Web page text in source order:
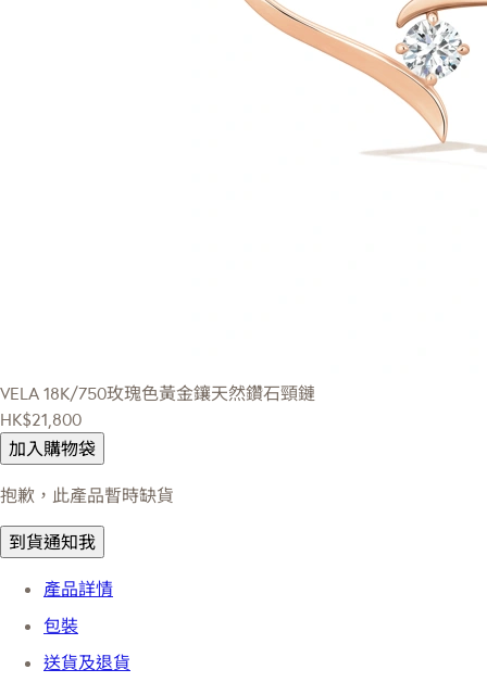
VELA 18K/750玫瑰色黃金鑲天然鑽石頸鏈
HK$21,800
加入購物袋
抱歉，此產品暫時缺貨
到貨通知我
產品詳情
包裝
送貨及退貨